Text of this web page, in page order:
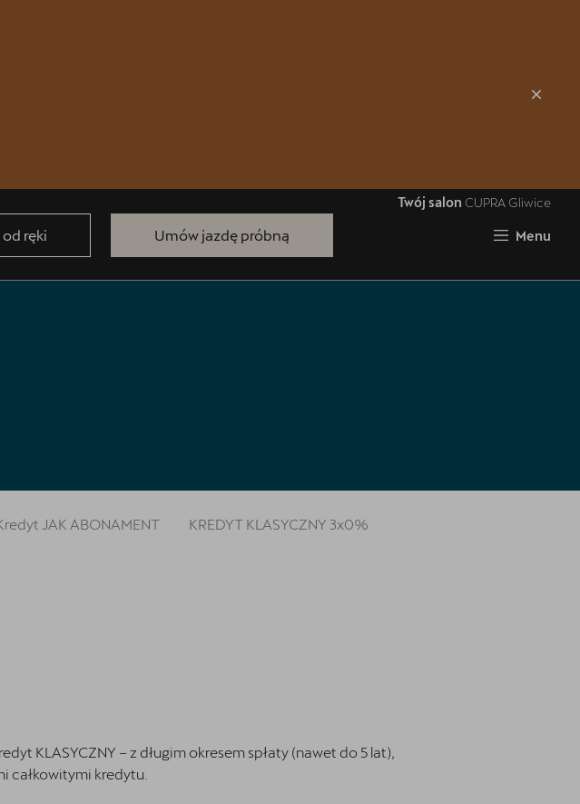
Twój salon CUPRA Gliwice
ręki Umów jazdę próbną Menu
JAK ABONAMENT KREDYT KLASYCZNY 3x0%
KLASYCZNY – z długim okresem spłaty (nawet do 5 lat),
całkowitymi kredytu.